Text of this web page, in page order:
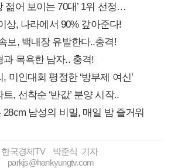
젊어 보이는 70대’ 1위 선정…
상, 나라에서 90% 갚아준다!
보, 백내장 유발한다..충격!
과 목욕한 남자.. 충격!
미인대회 평정한 ‘방부제 여신’
, 선착순 ‘반값’ 분양 시작..
28cm 남성의 비밀, 매일 밤 즐거워
한국경제TV 박준식 기자
parkjs@hankyungtv.com